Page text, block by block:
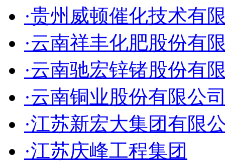
·贵州威顿催化技术有
·云南祥丰化肥股份有
·云南驰宏锌锗股份有
·云南铜业股份有限公
·江苏新宏大集团有限
·江苏庆峰工程集团